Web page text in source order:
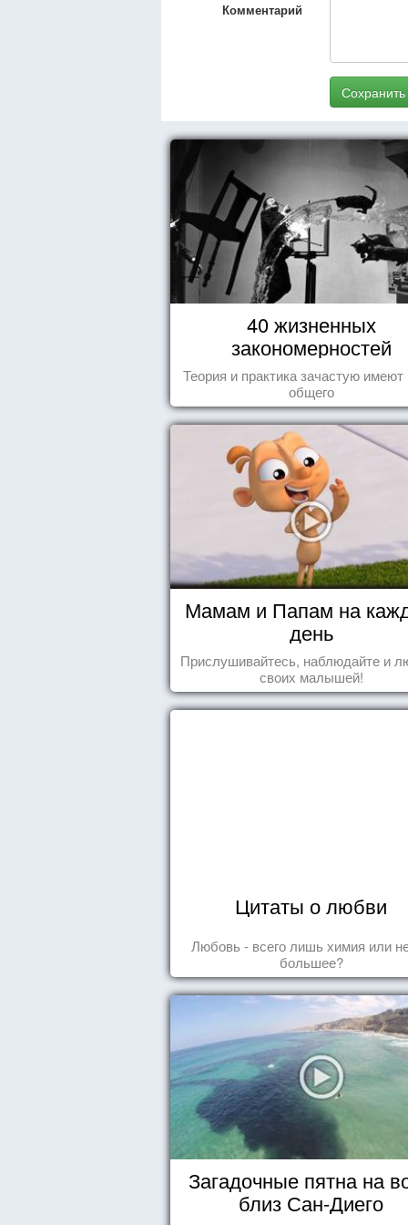
Комментарий
Сохранить
40 жизненных
закономерностей
Теория и практика зачастую
общего
Мамам и Папам на
день
Прислушивайтесь, наблюдайте и
своих малышей!
Цитаты о любви
Любовь - всего лишь химия или
большее?
Загадочные пятна на
близ Сан-Диего